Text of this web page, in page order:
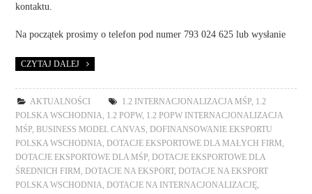
kontaktu.
Na początek prosimy o telefon pod numer 793 024 625 lub wysłanie
CZYTAJ DALEJ
AKTUALNOŚCI 1.2 INTERNACJONALIZACJA MŚP 1.2
POLSKA WSCHODNIA
1.2 POPW, 1.2 POPW INTERNACJONALIZACJA
MŚP
BUSINESS MODEL CANVAS
DOFINANSOWANIE EKSPORTU
POLSKA WSCHODNIA
DOTACJE EKSPORTOWE DLA MAŁYCH FIRM
DOTACJE EKSPORTOWE DLA MŚP
DOTACJE EKSPORTOWE DLA
ŚREDNICH FIRM
DOTACJE NA EKSPORT,
DOTACJE NA EKSPORT
POLSKA WSCHODNIA
DOTACJE NA INTERNACJONALIZACJĘ